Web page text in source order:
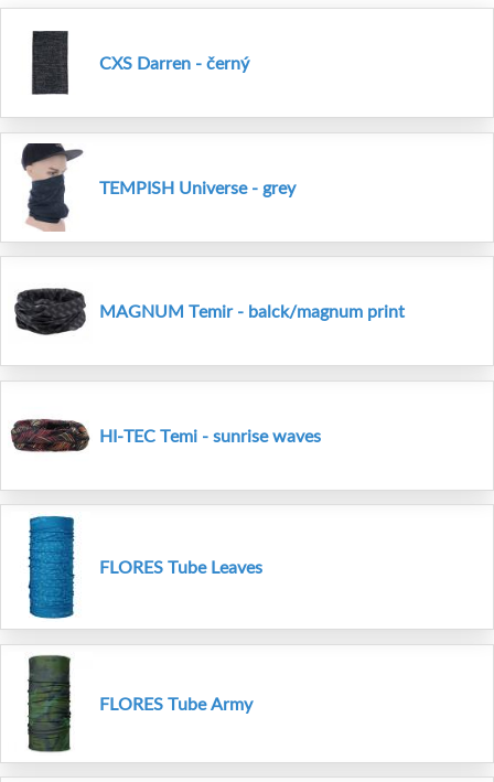
CXS Darren - černý
TEMPISH Universe - grey
MAGNUM Temir - balck/magnum print
HI-TEC Temi - sunrise waves
FLORES Tube Leaves
FLORES Tube Army